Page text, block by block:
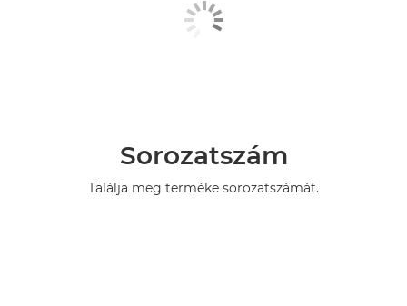
Sorozatszám
Találja meg terméke sorozatszámát.